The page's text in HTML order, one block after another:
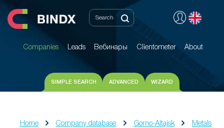
Companies Leads Вебинары Clientometer About
Companies Leads Вебинары Clientometer About
SIMPLE SEARCH ADVANCED WIZARD
Home Company database Gorno-Altajsk
Metals